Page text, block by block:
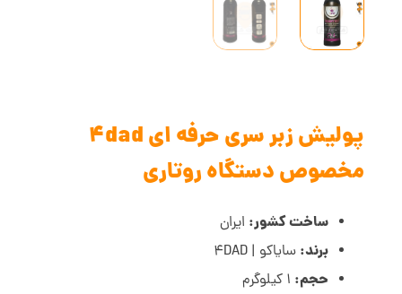
پولیش زبر سری حرفه ای 4dad
مخصوص دستگاه روتاری
ساخت کشور: ایران
برند: سایاکو | 4DAD
حجم: